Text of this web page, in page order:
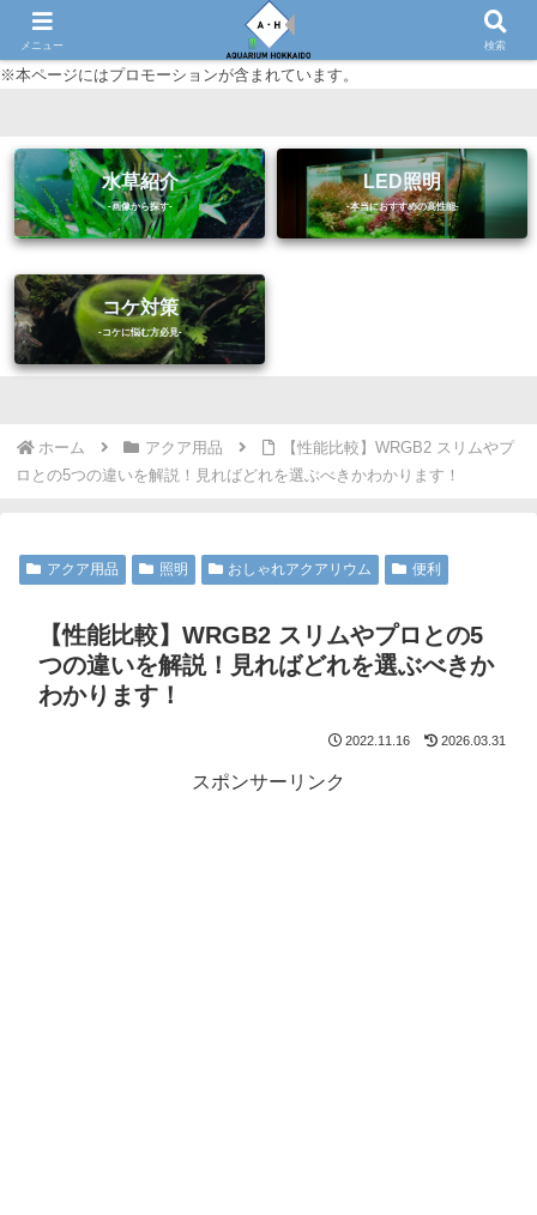
初心者に優しいアクアリウム（熱帯魚・水草等）情報サイト
※本ページにはプロモーションが含まれています。
水草紹介 LED照明
コケ対策
ホーム アクア用品
【性能比較】WRGB2 スリムやプ
ロとの5つの違いを解説！見ればどれを選ぶべきかわかります！
アクア用品 照明 おしゃれアクアリウム 便利
【性能比較】WRGB2 スリムやプロとの5
つの違いを解説！見ればどれを選ぶべきか
わかります！
2022.11.16 2026.03.31
スポンサーリンク
メニュー 検索